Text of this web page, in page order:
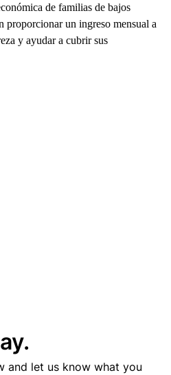
de familias de bajos
proporcionar un ingreso mensual a
y ayudar a cubrir sus
and let us know what you